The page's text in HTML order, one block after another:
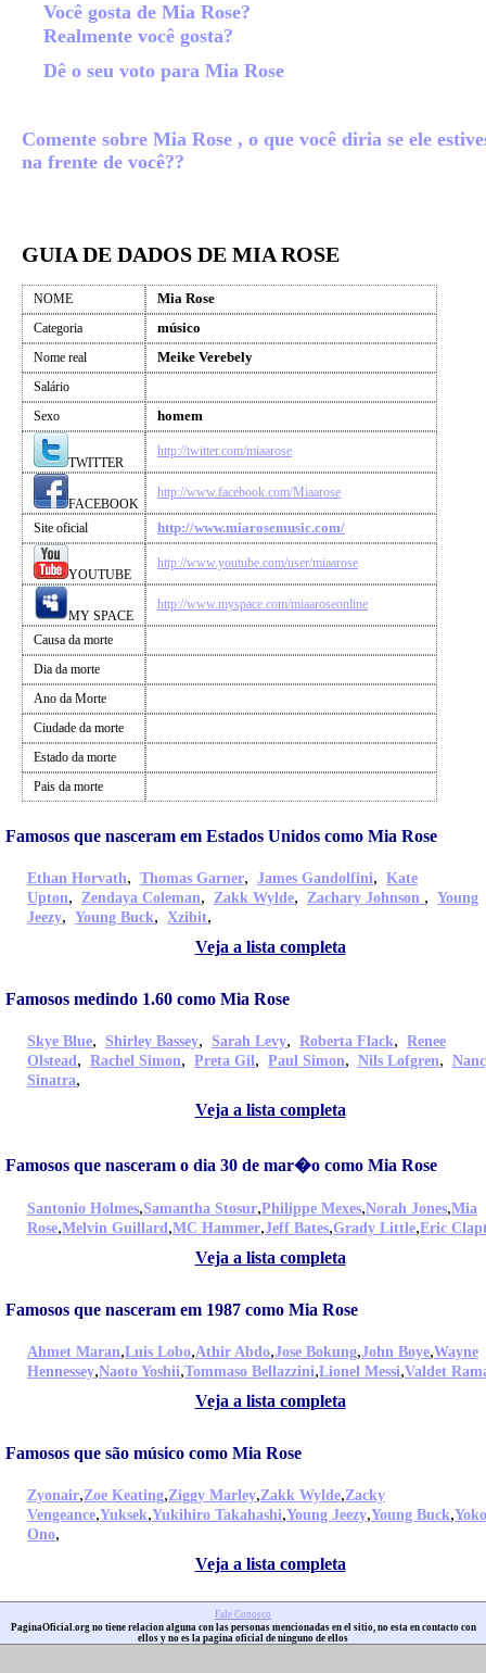
Você gosta de Mia Rose?
Realmente você gosta?
Dê o seu voto para Mia Rose
Comente sobre Mia Rose , o que você diria se ele
na frente de você??
GUIA DE DADOS DE MIA ROSE
NOME Mia Rose
Categoria músico
Nome real Meike Verebely
Salário
Sexo
homem
TWITTER
http://twitter.com/miaarose
FACEBOOK
http://www.facebook.com/Miaarose
Site oficial http://www.miarosemusic.com/
YOUTUBE
http://www.youtube.com/user/miaarose
MY SPACE
http://www.myspace.com/miaaroseonline
Causa da morte
Dia da morte
Ano da Morte
Ciudade da morte
Estado da morte
Pais da morte
Famosos que nasceram em Estados Unidos como Mia Rose
Ethan Horvath, Thomas Garner, James Gandolfini, Kate
Upton, Zendaya Coleman, Zakk Wylde, Zachary Johnson , Young
Jeezy, Young Buck, Xzibit,
Veja a lista completa
Famosos medindo 1.60 como Mia Rose
Skye Blue, Shirley Bassey, Sarah Levy, Roberta Flack, Renee
Olstead, Rachel Simon, Preta Gil, Paul Simon, Nils Lofgren,
Sinatra,
Veja a lista completa
Famosos que nasceram o dia 30 de mar�o como Mia Rose
Santonio Holmes,Samantha Stosur,Philippe Mexes,Norah Jones,Mia
Rose,Melvin Guillard,MC Hammer,Jeff Bates,Grady Little,Eric
Veja a lista completa
Famosos que nasceram em 1987 como Mia Rose
Ahmet Maran,Luis Lobo,Athir Abdo,Jose Bokung,John Boye,Wayne
Hennessey,Naoto Yoshii,Tommaso Bellazzini,Lionel Messi,Valdet
Veja a lista completa
Famosos que são músico como Mia Rose
Zyonair,Zoe Keating,Ziggy Marley,Zakk Wylde,Zacky
Vengeance,Yuksek,Yukihiro Takahashi,Young Jeezy,Young Buck,Yoko
Ono,
Veja a lista completa
Fale Conosco
PaginaOficial.org no tiene relacion alguna con las personas mencionadas en el sitio, no esta en contacto con
ellos y no es la pagina oficial de ninguno de ellos